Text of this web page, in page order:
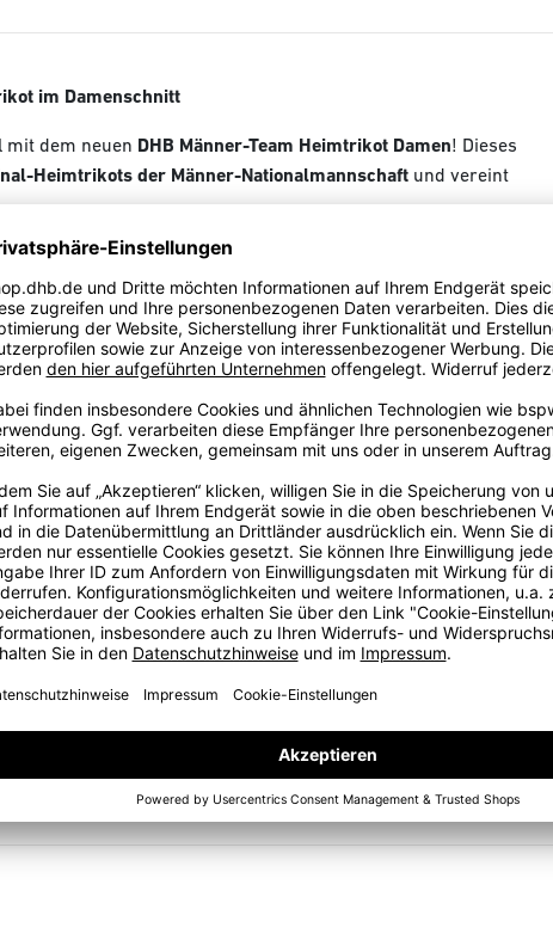
im Damenschnitt
mit dem neuen DHB Männer-Team Heimtrikot Damen! Dieses
Heimtrikots der Männer-Nationalmannschaft und vereint
Akzentenund eleganten
Die atmungsaktivePUMA DRYCELL-Technologiesorgt für
oder den Fan-Alltag.
DKB, Alsco und atlasentspricht dem Originaldesign der DHB-
Männer-Team Heimtrikot Damen imoffiziellen DHB-